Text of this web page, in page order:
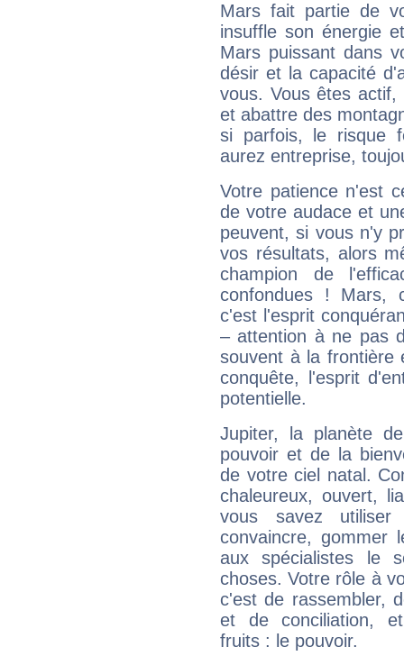
Mars fait partie de
insuffle son énergie
Mars puissant dans
désir et la capacité
vous. Vous êtes
et abattre des
si parfois, le risque
aurez entreprise,
Votre patience n'est
de votre audace et
peuvent, si vous n'y
vos résultats, alors
champion de
confondues ! Mars,
c'est l'esprit
– attention à ne pas
souvent à la frontière
conquête, l'esprit
potentielle.
Jupiter, la planète
pouvoir et de la
de votre ciel natal.
chaleureux, ouvert,
vous savez
convaincre, gommer
aux spécialistes le
choses. Votre rôle à
c'est de rassembler,
et de conciliation,
fruits : le pouvoir.